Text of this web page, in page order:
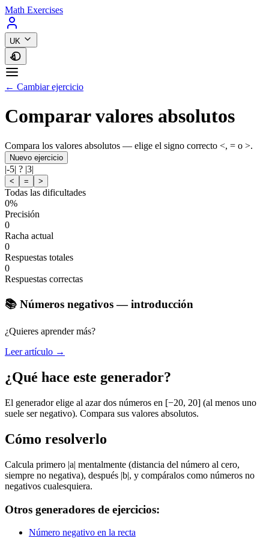
Math Exercises
UK
← Cambiar ejercicio
Comparar valores absolutos
Compara los valores absolutos — elige el signo correcto <, = o >.
Nuevo ejercicio
|-5| ? |3|
< = >
Todas las dificultades
0%
Precisión
0
Racha actual
0
Respuestas totales
0
Respuestas correctas
📚 Números negativos — introducción
¿Quieres aprender más?
Leer artículo →
¿Qué hace este generador?
El generador elige al azar dos números en [−20, 20] (al menos uno
suele ser negativo). Compara sus valores absolutos.
Cómo resolverlo
Calcula primero |a| mentalmente (distancia del número al cero,
siempre no negativa), después |b|, y compáralos como números no
negativos cualesquiera.
Otros generadores de ejercicios:
Número negativo en la recta